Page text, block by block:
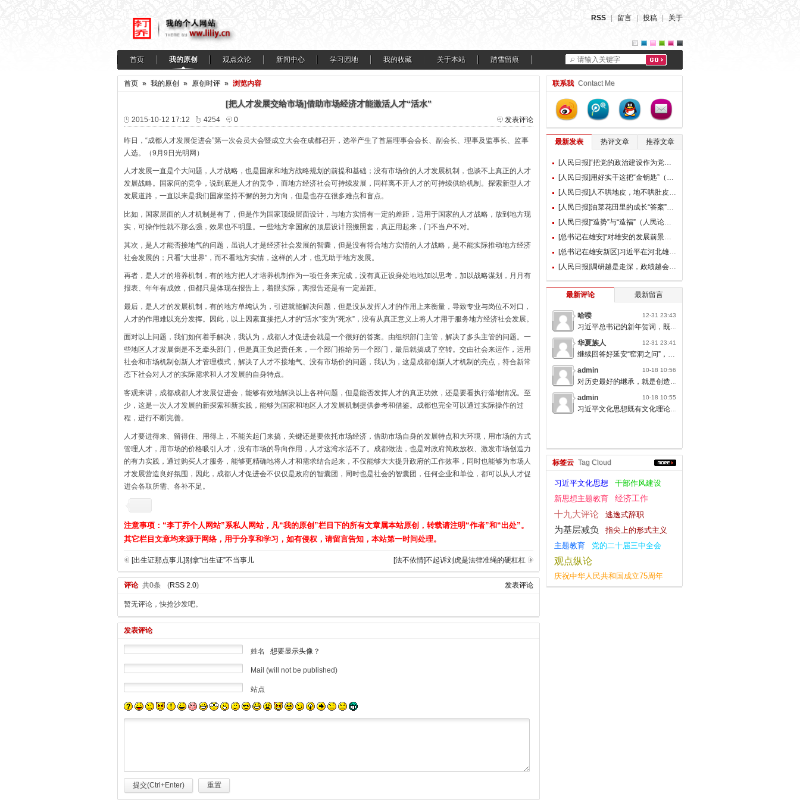
RSS 留言 投稿 关于
请输入关键字
首页 我的原创 观点众论 新闻中心 学习园地 我的收藏 关于本站 踏雪留痕
首页 » 我的原创 » 原创时评 » 浏览内容
[把人才发展交给市场]借助市场经济才能激活人才“活水”
2015-10-12 17:12 4254 0 发表评论
昨日，“成都人才发展促进会”第一次会员大会暨成立大会在成都召开，选举产生了首届理事会会长、副会长、理事及监事长、监事
人选。（9月9日光明网）
人才发展一直是个大问题，人才战略，也是国家和地方战略规划的前提和基础；没有市场价的人才发展机制，也谈不上真正的人才
发展战略。国家间的竞争，说到底是人才的竞争，而地方经济社会可持续发展，同样离不开人才的可持续供给机制。探索新型人才
发展道路，一直以来是我们国家坚持不懈的努力方向，但是也存在很多难点和盲点。
比如，国家层面的人才机制是有了，但是作为国家顶级层面设计，与地方实情有一定的差距，适用于国家的人才战略，放到地方现
实，可操作性就不那么强，效果也不明显。一些地方拿国家的顶层设计照搬照套，真正用起来，门不当户不对。
其次，是人才能否接地气的问题，虽说人才是经济社会发展的智囊，但是没有符合地方实情的人才战略，是不能实际推动地方经济
社会发展的；只看“大世界”，而不看地方实情，这样的人才，也无助于地方发展。
再者，是人才的培养机制，有的地方把人才培养机制作为一项任务来完成，没有真正设身处地地加以思考，加以战略谋划，月月有
报表、年年有成效，但都只是体现在报告上，着眼实际，离报告还是有一定差距。
最后，是人才的发展机制，有的地方单纯认为，引进就能解决问题，但是没从发挥人才的作用上来衡量，导致专业与岗位不对口，
人才的作用难以充分发挥。因此，以上因素直接把人才的“活水”变为“死水”，没有从真正意义上将人才用于服务地方经济社会发展。
面对以上问题，我们如何着手解决，我认为，成都人才促进会就是一个很好的答案。由组织部门主管，解决了多头主管的问题。一
些地区人才发展倒是不乏牵头部门，但是真正负起责任来，一个部门推给另一个部门，最后就搞成了空转。交由社会来运作，运用
社会和市场机制创新人才管理模式，解决了人才不接地气、没有市场价的问题，我认为，这是成都创新人才机制的亮点，符合新常
态下社会对人才的实际需求和人才发展的自身特点。
客观来讲，成都成都人才发展促进会，能够有效地解决以上各种问题，但是能否发挥人才的真正功效，还是要看执行落地情况。至
少，这是一次人才发展的新探索和新实践，能够为国家和地区人才发展机制提供参考和借鉴。成都也完全可以通过实际操作的过
程，进行不断完善。
人才要进得来、留得住、用得上，不能关起门来搞，关键还是要依托市场经济，借助市场自身的发展特点和大环境，用市场的方式
管理人才，用市场的价格吸引人才，没有市场的导向作用，人才这湾水活不了。成都做法，也是对政府简政放权、激发市场创造力
的有力实践，通过购买人才服务，能够更精确地将人才和需求结合起来，不仅能够大大提升政府的工作效率，同时也能够为市场人
才发展营造良好氛围，因此，成都人才促进会不仅仅是政府的智囊团，同时也是社会的智囊团，任何企业和单位，都可以从人才促
进会各取所需、各补不足。
注意事项：“李丁乔个人网站”系私人网站，凡“我的原创”栏目下的所有文章属本站原创，转载请注明“作者”和“出处”。
其它栏目文章均来源于网络，用于分享和学习，如有侵权，请留言告知，本站第一时间处理。
[出生证那点事儿]别拿“出生证”不当事儿 [法不依情]不起诉刘虎是法律准绳的硬杠杠
评论 共0条 (RSS 2.0) 发表评论
暂无评论，快抢沙发吧。
发表评论
姓名 想要显示头像？
Mail (will not be published)
站点
提交(Ctrl+Enter) 重置
联系我 Contact Me
最新发表 热评文章 推荐文章
最新评论 最新留言
哈喽 12-31 23:43
习近平总书记的新年贺词，既充满温度，又饱含深情，太催人奋进了。
华夏族人
12-31 23:41
继续回答好延安“窑洞之问”，书写无愧于人民的时代答卷。
admin
10-18 10:56
对历史最好的继承，就是创造新的历史；对人类文明最大的礼敬，就是创造人类文明新形态。
admin
10-18 10:55
习近平文化思想既有文化理论观点上的创新和突破，又有文化工作布局上的部署要求，标志着我们党对中国特色社会主义文化建设规律的认识达到了新高度，表明我们党的历史自信、文化自信达到了新高度。
标签云 Tag Cloud
习近平文化思想
干部作风建设
新思想主题教育
经济工作
十九大评论 逃逸式辞职
为基层减负
指尖上的形式主义
主题教育
党的二十届三中全会
观点纵论
庆祝中华人民共和国成立75周年